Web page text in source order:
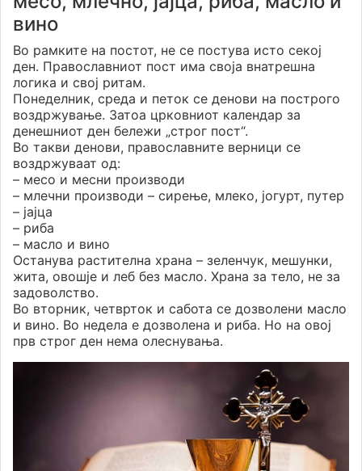
вино
Во рамките на постот, не се постува исто секој
ден. Православниот пост има своја внатрешна
логика и свој ритам.
Понеделник, среда и петок се денови на построго
воздржување. Затоа црковниот календар за
денешниот ден бележи „строг пост“.
Во такви денови, православните верници се
воздржуваат од:
– месо и месни производи
– млечни производи – сирење, млеко, јогурт, путер
– јајца
– риба
– масло и вино
Останува растителна храна – зеленчук, мешунки,
жита, овошје и леб без масло. Храна за тело, не за
задоволство.
Во вторник, четврток и сабота се дозволени масло
и вино. Во недела е дозволена и риба. Но на овој
прв строг ден нема олеснувања.